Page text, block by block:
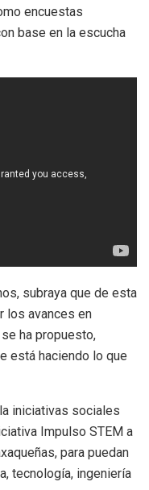
encuestas
base en la escucha
subraya que de esta
los avances en
ha propuesto,
está haciendo lo que
iniciativas sociales
Impulso STEM a
para puedan
tecnología, ingeniería